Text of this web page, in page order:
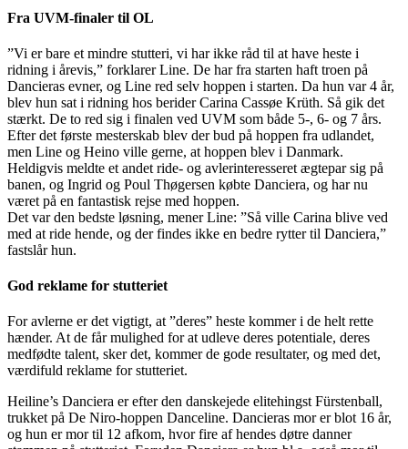
Fra UVM-finaler til OL
”Vi er bare et mindre stutteri, vi har ikke råd til at have heste i
ridning i årevis,” forklarer Line. De har fra starten haft troen på
Dancieras evner, og Line red selv hoppen i starten. Da hun var 4 år,
blev hun sat i ridning hos berider Carina Cassøe Krüth. Så gik det
stærkt. De to red sig i finalen ved UVM som både 5-, 6- og 7 års.
Efter det første mesterskab blev der bud på hoppen fra udlandet,
men Line og Heino ville gerne, at hoppen blev i Danmark.
Heldigvis meldte et andet ride- og avlerinteresseret ægtepar sig på
banen, og Ingrid og Poul Thøgersen købte Danciera, og har nu
været på en fantastisk rejse med hoppen.
Det var den bedste løsning, mener Line: ”Så ville Carina blive ved
med at ride hende, og der findes ikke en bedre rytter til Danciera,”
fastslår hun.
God reklame for stutteriet
For avlerne er det vigtigt, at ”deres” heste kommer i de helt rette
hænder. At de får mulighed for at udleve deres potentiale, deres
medfødte talent, sker det, kommer de gode resultater, og med det,
værdifuld reklame for stutteriet.
Heiline’s Danciera er efter den danskejede elitehingst Fürstenball,
trukket på De Niro-hoppen Danceline. Dancieras mor er blot 16 år,
og hun er mor til 12 afkom, hvor fire af hendes døtre danner